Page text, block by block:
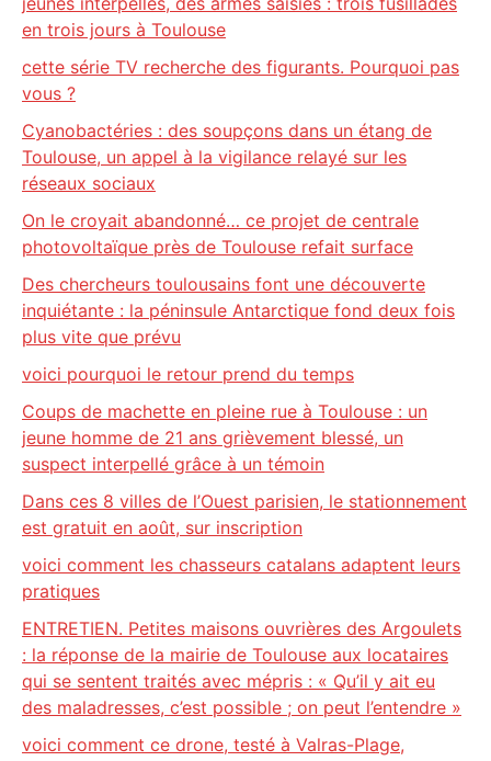
en trois jours à Toulouse
cette série TV recherche des figurants. Pourquoi pas
vous ?
Cyanobactéries : des soupçons dans un étang de
Toulouse, un appel à la vigilance relayé sur les
réseaux sociaux
On le croyait abandonné… ce projet de centrale
photovoltaïque près de Toulouse refait surface
Des chercheurs toulousains font une découverte
inquiétante : la péninsule Antarctique fond deux fois
plus vite que prévu
voici pourquoi le retour prend du temps
Coups de machette en pleine rue à Toulouse : un
jeune homme de 21 ans grièvement blessé, un
suspect interpellé grâce à un témoin
Dans ces 8 villes de l’Ouest parisien, le stationnement
est gratuit en août, sur inscription
voici comment les chasseurs catalans adaptent leurs
pratiques
ENTRETIEN. Petites maisons ouvrières des Argoulets
: la réponse de la mairie de Toulouse aux locataires
qui se sentent traités avec mépris : « Qu’il y ait eu
des maladresses, c’est possible ; on peut l’entendre »
voici comment ce drone, testé à Valras-Plage,